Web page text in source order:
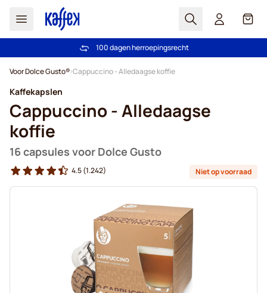
Zoek Cart
Gratis vanaf € 49
100 dagen herroepingsrecht
Voor Dolce Gusto® Cappuccino - Alledaagse koffie
Kaffekapslen
Cappuccino - Alledaagse
koffie
16 capsules voor Dolce Gusto
4.5(1.242) Niet op voorraad